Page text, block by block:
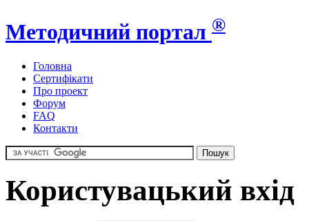
Методичний портал ®
Головна
Сертифікати
Про проект
Форум
FAQ
Контакти
Користувацький вхід